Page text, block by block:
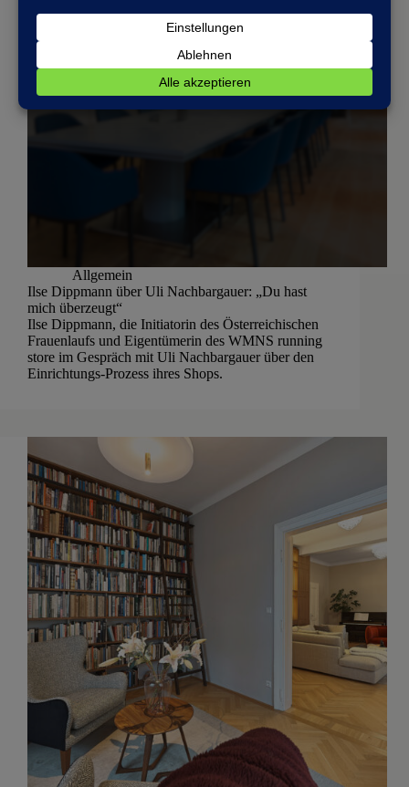
Allgemein
Ilse Dippmann über Uli Nachbargauer: „Du hast
mich überzeugt“
Ilse Dippmann, die Initiatorin des Österreichischen
Frauenlaufs und Eigentümerin des WMNS running
store im Gespräch mit Uli Nachbargauer über den
Einrichtungs-Prozess ihres Shops.